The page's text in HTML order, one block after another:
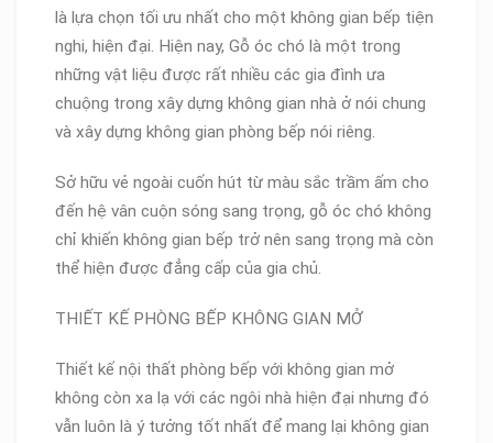
là lựa chọn tối ưu nhất cho một không gian bếp tiện
nghi, hiện đại. Hiện nay, Gỗ óc chó là một trong
những vật liệu được rất nhiều các gia đình ưa
chuộng trong xây dựng không gian nhà ở nói chung
và xây dựng không gian phòng bếp nói riêng.
Sở hữu vẻ ngoài cuốn hút từ màu sắc trầm ấm cho
đến hệ vân cuộn sóng sang trọng, gỗ óc chó không
chỉ khiến không gian bếp trở nên sang trọng mà còn
thể hiện được đẳng cấp của gia chủ.
THIẾT KẾ PHÒNG BẾP KHÔNG GIAN MỞ
Thiết kế nội thất phòng bếp với không gian mở
không còn xa lạ với các ngôi nhà hiện đại nhưng đó
vẫn luôn là ý tưởng tốt nhất để mang lại không gian